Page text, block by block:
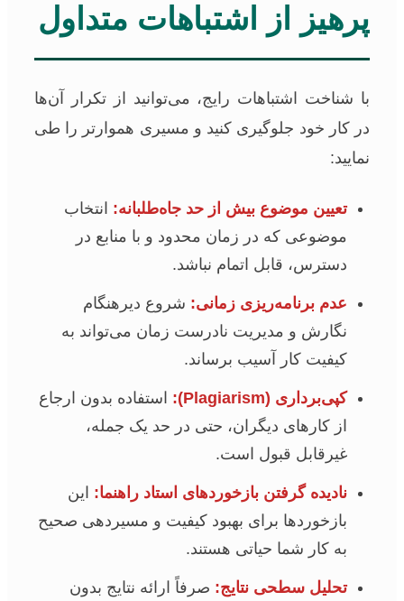
پرهیز از اشتباهات متداول
با شناخت اشتباهات رایج، می‌توانید از تکرار آن‌ها
در کار خود جلوگیری کنید و مسیری هموارتر را طی
نمایید:
تعیین موضوع بیش از حد جاه‌طلبانه: انتخاب
موضوعی که در زمان محدود و با منابع در
دسترس، قابل اتمام نباشد.
عدم برنامه‌ریزی زمانی: شروع دیرهنگام
نگارش و مدیریت نادرست زمان می‌تواند به
کیفیت کار آسیب برساند.
کپی‌برداری (Plagiarism):
استفاده بدون ارجاع
از کارهای دیگران، حتی در حد یک جمله،
غیرقابل قبول است.
نادیده گرفتن بازخوردهای استاد راهنما: این
بازخوردها برای بهبود کیفیت و مسیردهی صحیح
به کار شما حیاتی هستند.
تحلیل سطحی نتایج: صرفاً ارائه نتایج بدون